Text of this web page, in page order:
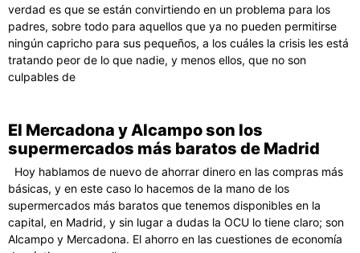
verdad es que se están convirtiendo en un problema para los
padres, sobre todo para aquellos que ya no pueden permitirse
ningún capricho para sus pequeños, a los cuáles la crisis les está
tratando peor de lo que nadie, y menos ellos, que no son
culpables de
El Mercadona y Alcampo son los
supermercados más baratos de Madrid
Hoy hablamos de nuevo de ahorrar dinero en las compras más
básicas, y en este caso lo hacemos de la mano de los
supermercados más baratos que tenemos disponibles en la
capital, en Madrid, y sin lugar a dudas la OCU lo tiene claro; son
Alcampo y Mercadona. El ahorro en las cuestiones de economía